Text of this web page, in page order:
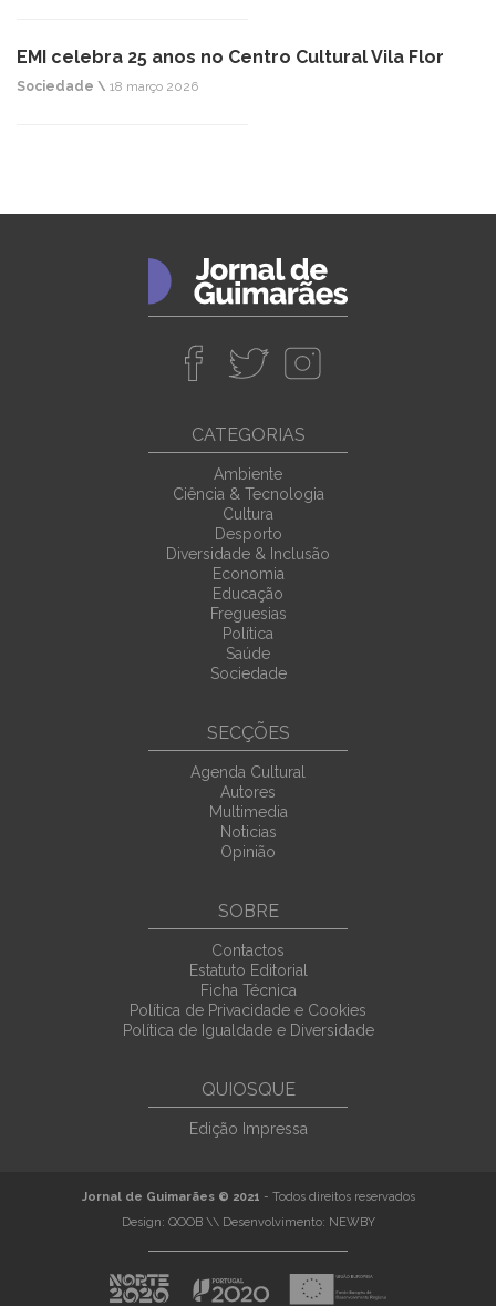
EMI celebra 25 anos no Centro Cultural Vila Flor
Sociedade \ 18 março 2026
CATEGORIAS
Ambiente
Ciência & Tecnologia
Cultura
Desporto
Diversidade & Inclusão
Economia
Educação
Freguesias
Política
Saúde
Sociedade
SECÇÕES
Agenda Cultural
Autores
Multimedia
Noticias
Opinião
SOBRE
Contactos
Estatuto Editorial
Ficha Técnica
Política de Privacidade e Cookies
Política de Igualdade e Diversidade
QUIOSQUE
Edição Impressa
Jornal de Guimarães © 2021 - Todos direitos reservados
Design: QOOB\\ Desenvolvimento: NEWBY